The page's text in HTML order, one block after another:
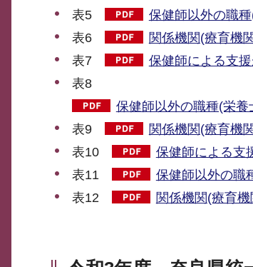
表5
保健師以外の職
表6
関係機関(療育機
表7
保健師による支
表8
保健師以外の職種(栄養
表9
関係機関(療育機
表10
保健師による支
表11
保健師以外の職
表12
関係機関(療育